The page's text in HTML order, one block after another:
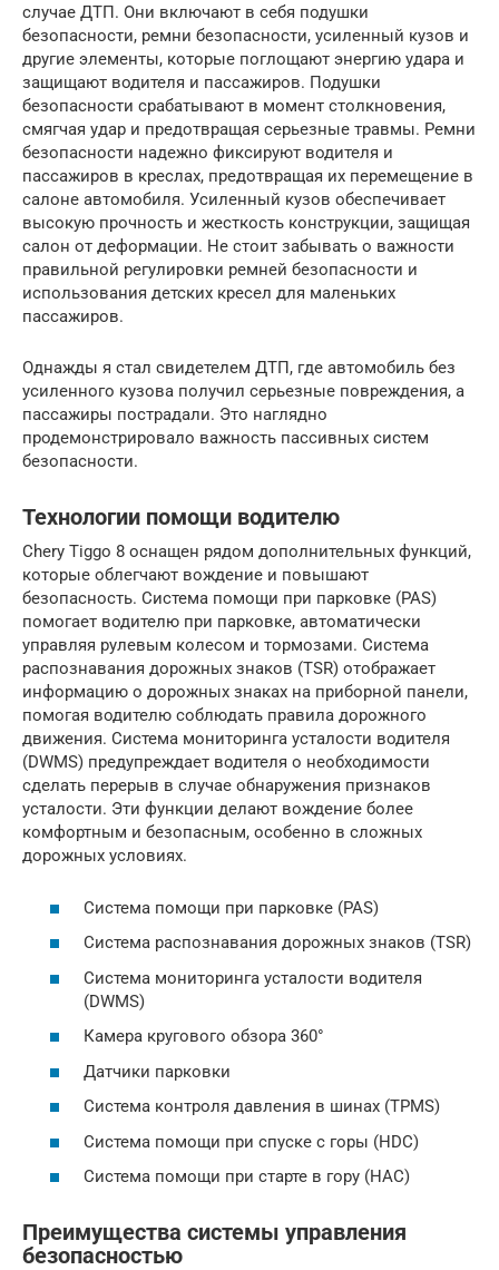
случае ДТП. Они включают в себя подушки
безопасности, ремни безопасности, усиленный кузов и
другие элементы, которые поглощают энергию удара и
защищают водителя и пассажиров. Подушки
безопасности срабатывают в момент столкновения,
смягчая удар и предотвращая серьезные травмы. Ремни
безопасности надежно фиксируют водителя и
пассажиров в креслах, предотвращая их перемещение в
салоне автомобиля. Усиленный кузов обеспечивает
высокую прочность и жесткость конструкции, защищая
салон от деформации. Не стоит забывать о важности
правильной регулировки ремней безопасности и
использования детских кресел для маленьких
пассажиров.
Однажды я стал свидетелем ДТП, где автомобиль без
усиленного кузова получил серьезные повреждения, а
пассажиры пострадали. Это наглядно
продемонстрировало важность пассивных систем
безопасности.
Технологии помощи водителю
Chery Tiggo 8 оснащен рядом дополнительных функций,
которые облегчают вождение и повышают
безопасность. Система помощи при парковке (PAS)
помогает водителю при парковке, автоматически
управляя рулевым колесом и тормозами. Система
распознавания дорожных знаков (TSR) отображает
информацию о дорожных знаках на приборной панели,
помогая водителю соблюдать правила дорожного
движения. Система мониторинга усталости водителя
(DWMS) предупреждает водителя о необходимости
сделать перерыв в случае обнаружения признаков
усталости. Эти функции делают вождение более
комфортным и безопасным, особенно в сложных
дорожных условиях.
Система помощи при парковке (PAS)
Система распознавания дорожных знаков (TSR)
Система мониторинга усталости водителя
(DWMS)
Камера кругового обзора 360°
Датчики парковки
Система контроля давления в шинах (TPMS)
Система помощи при спуске с горы (HDC)
Система помощи при старте в гору (HAC)
Преимущества системы управления
безопасностью